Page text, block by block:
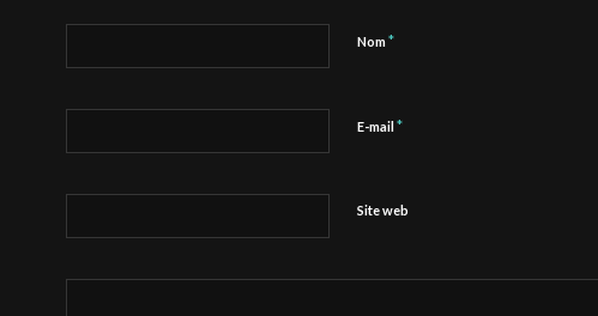
Nom*
E-mail *
Site web